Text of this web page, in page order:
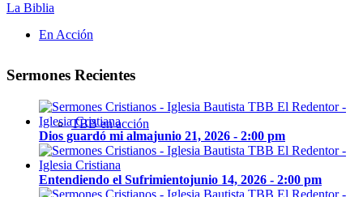
En Acción
TBB en acción
La Biblia
Sermones Recientes
Dios guardó mi almajunio 21, 2026 - 2:00 pm
Entendiendo el Sufrimientojunio 14, 2026 - 2:00 pm